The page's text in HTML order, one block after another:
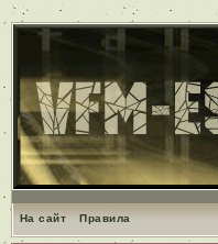
На сайт Правила